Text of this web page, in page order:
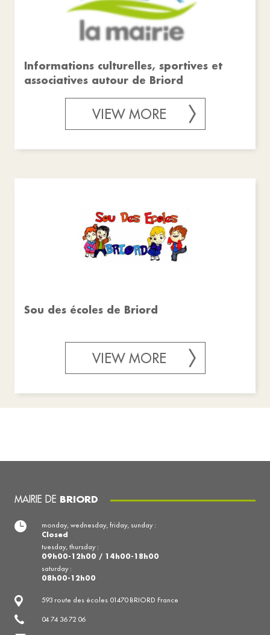
Informations culturelles, sportives et
associatives autour de Briord
VIEW MORE
Sou des écoles de Briord
VIEW MORE
MAIRIE DE BRIORD
593 route des écoles 01470 BRIORD France
04 74 36 72 06
monday, wednesday, friday, sunday :
Closed
tuesday, thursday :
09h00-12h00 / 14h00-18h00
saturday :
08h00-12h00